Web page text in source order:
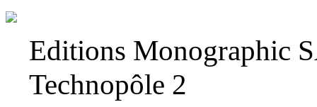
Editions Monographic
Technopôle 2